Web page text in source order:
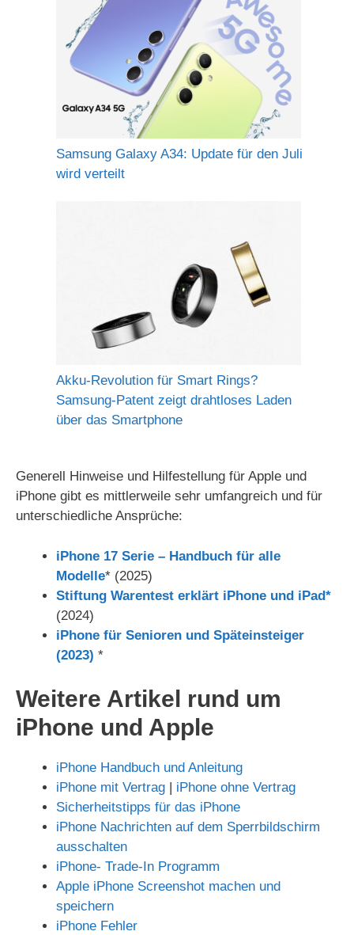
Samsung Galaxy A34: Update für den Juli
wird verteilt
Akku-Revolution für Smart Rings?
Samsung-Patent zeigt drahtloses Laden
über das Smartphone
Generell Hinweise und Hilfestellung für Apple und
iPhone gibt es mittlerweile sehr umfangreich und für
unterschiedliche Ansprüche:
iPhone 17 Serie – Handbuch für alle
Modelle* (2025)
Stiftung Warentest erklärt iPhone und iPad*
(2024)
iPhone für Senioren und Späteinsteiger
(2023) *
Weitere Artikel rund um
iPhone und Apple
iPhone Handbuch und Anleitung
iPhone mit Vertrag
iPhone ohne Vertrag
Sicherheitstipps für das iPhone
iPhone Nachrichten auf dem Sperrbildschirm
ausschalten
iPhone- Trade-In Programm
Apple iPhone Screenshot machen und
speichern
iPhone Fehler